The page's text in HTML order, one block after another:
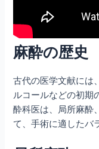
麻酔の歴史
古代の医学文献には
ルコールなどの初期
酔科医は、局所麻酔
て、手術に適したバ